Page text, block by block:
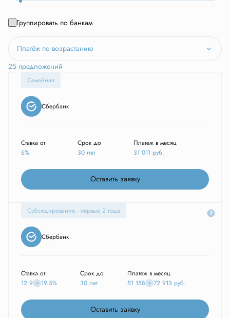
Группировать по банкам
Платёж по возрастанию
25 предложений
Семейная
Сбербанк
Ставка от
6%
Срок до
30 лет
Платеж в месяц
31 011 руб.
Оставить заявку
Субсидирование - первые 2 года
Сбербанк
Ставка от
12.9
19.5%
Срок до
30 лет
Платеж в месяц
51 158
72 913 руб.
Оставить заявку